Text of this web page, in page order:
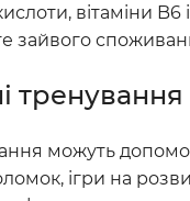
вітаміни
зайвого
тренування
можуть
ігри на